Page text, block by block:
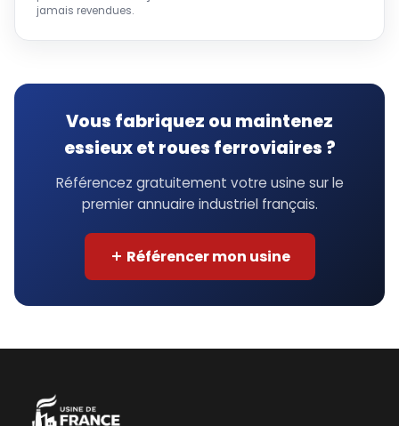
jamais revendues.
Vous fabriquez ou maintenez
essieux et roues ferroviaires ?
Référencez gratuitement votre usine sur le
premier annuaire industriel français.
Référencer mon usine